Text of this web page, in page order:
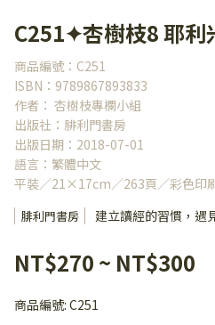
C251✦杏樹枝8 耶利
商品編號：C251
ISBN：9789867893833
作者： 杏樹枝專欄小組
出版社：腓利門書房
出版日期：2018-07-01
語言：繁體中文
平裝／21×17cm／263頁／彩色印
腓利門書房 建立讀經的習慣，遇
NT$270 ~ NT$300
商品編號: C251